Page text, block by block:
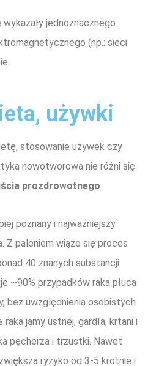
jednoznacznego
(np.: sieci
używki
stosowanie używek czy
nowotworowa nie różni się
prozdrowotnego.
poznany i najważniejszy
Z paleniem wiąże się proces
40 znanych substancji
~90% przypadków raka płuca
bez uwzględnienia osobistych
jamy ustnej, gardła, krtani i
pęcherza i trzustki. Nawet
ryzyko od 3-5 krotnie i